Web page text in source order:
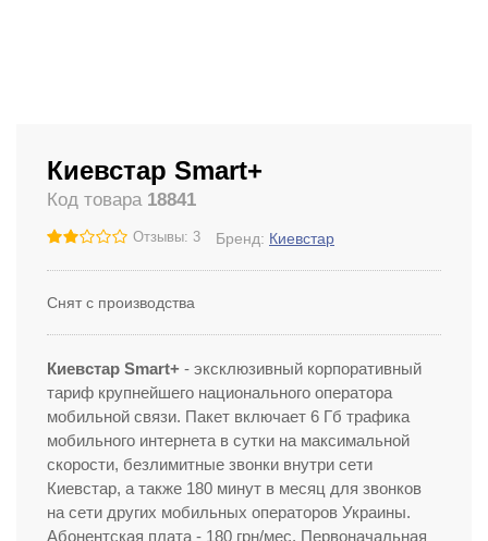
Киевстар Smart+
Код товара 18841
Отзывы: 3 Бренд: Киевстар
Снят с производства
Киевстар Smart+ - эксклюзивный корпоративный
тариф крупнейшего национального оператора
мобильной связи. Пакет включает 6 Гб трафика
мобильного интернета в сутки на максимальной
скорости, безлимитные звонки внутри сети
Киевстар, а также 180 минут в месяц для звонков
на сети других мобильных операторов Украины.
Абонентская плата - 180 грн/мес. Первоначальная